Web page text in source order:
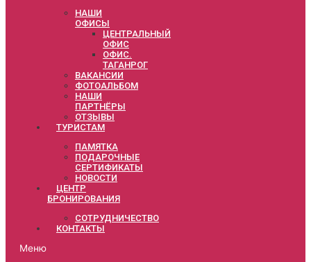
НАШИ
ОФИСЫ
ЦЕНТРАЛЬНЫЙ
ОФИС
ОФИС.
ТАГАНРОГ
ВАКАНСИИ
ФОТОАЛЬБОМ
НАШИ
ПАРТНЁРЫ
ОТЗЫВЫ
ТУРИСТАМ
ПАМЯТКА
ПОДАРОЧНЫЕ
СЕРТИФИКАТЫ
НОВОСТИ
ЦЕНТР
БРОНИРОВАНИЯ
СОТРУДНИЧЕСТВО
КОНТАКТЫ
Меню